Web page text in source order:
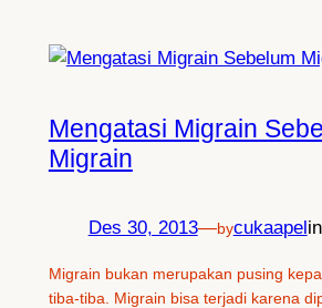
Mengatasi Migrain
Migrain
Des 30, 2013—bycukaapelin
Migrain bukan merupakan pusing
tiba-tiba. Migrain bisa terjadi karena